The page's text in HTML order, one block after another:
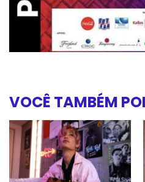
VOCÊ TAMBÉM